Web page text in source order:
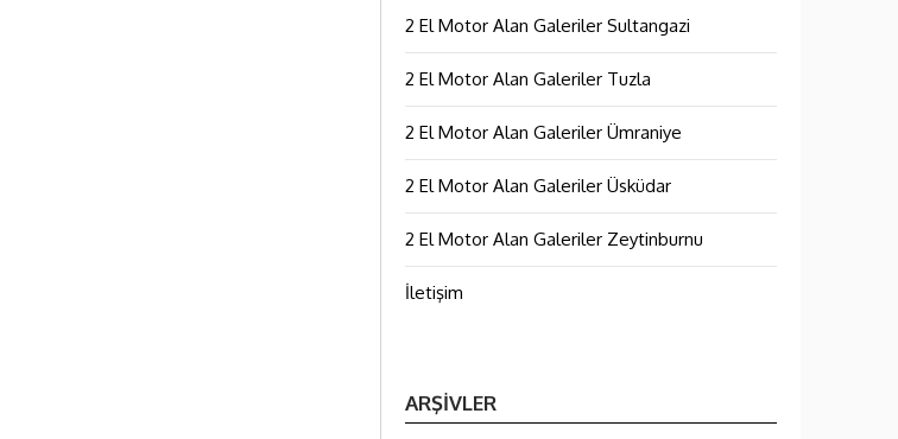
2 El Motor Alan Galeriler Sultangazi
2 El Motor Alan Galeriler Tuzla
2 El Motor Alan Galeriler Ümraniye
2 El Motor Alan Galeriler Üsküdar
2 El Motor Alan Galeriler Zeytinburnu
İletişim
ARŞIVLER